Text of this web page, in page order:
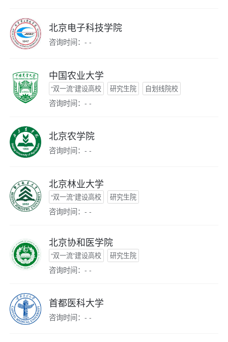
北京电子科技学院
咨询时间：- -
中国农业大学
“双一流”建设高校 研究生院 自划线院校
咨询时间：- -
北京农学院
咨询时间：- -
北京林业大学
“双一流”建设高校 研究生院
咨询时间：- -
北京协和医学院
“双一流”建设高校 研究生院
咨询时间：- -
首都医科大学
咨询时间：- -